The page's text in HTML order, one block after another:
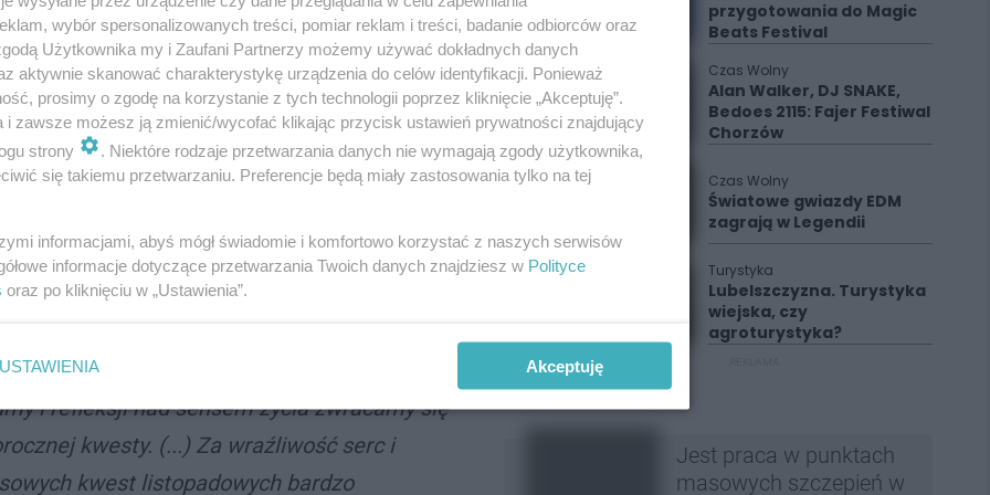
oraz zaplombowane puszki i skarbony
w Tychach, w Zespole Szkolno -
w Domu Parafialnym parafii św. Marii Magdaleny w
działalności żwakowskiej placówki. Kwestę
http://www.hospicjum.tychy.pl (zakładka
i refleksji nad sensem życia zwracamy się
kwesty. (...) Za wraźliwość serc i
kwest listopadowych bardzo
przygotowania do Magic
Beats Festival
Czas Wolny
Alan Walker, DJ SNAKE,
Bedoes 2115: Fajer Festiwal
Chorzów
Czas Wolny
Światowe gwiazdy EDM
zagrają w Legendii
Turystyka
Lubelszczyzna. Turystyka
wiejska, czy
agroturystyka?
Jest praca w punktach
masowych szczepień w
wybór spersonalizowanych treści, pomiar reklam i treści, badanie odbiorców oraz
Użytkownika my i Zaufani Partnerzy możemy używać dokładnych danych
aktywnie skanować charakterystykę urządzenia do celów identyfikacji. Ponieważ
prosimy o zgodę na korzystanie z tych technologii poprzez kliknięcie „Akceptuję”.
i zawsze możesz ją zmienić/wycofać klikając przycisk ustawień prywatności znajdujący
strony
. Niektóre rodzaje przetwarzania danych nie wymagają zgody użytkownika,
się takiemu przetwarzaniu. Preferencje będą miały zastosowania tylko na tej
informacjami, abyś mógł świadomie i komfortowo korzystać z naszych serwisów
informacje dotyczące przetwarzania Twoich danych znajdziesz w Polityce
oraz po kliknięciu w „Ustawienia”.
USTAWIENIA Akceptuję